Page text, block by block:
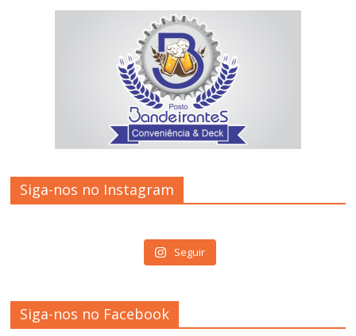
Siga-nos no Instagram
Seguir
Siga-nos no Facebook